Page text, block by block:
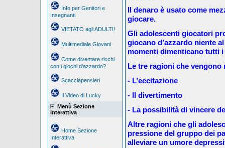
Info per Genitori e
Insegnanti
VIETATO agli ADULTI!
Multimediale Giovani
Come diventare ricchi
con i giochi d'azzardo?
Scacciapensieri
Il Video di Lucky
Menù Sezione
Interattiva
Home Sezione
Interattiva
Il denaro è usato come
giocare.
Gli adolescenti giocatori
giocano d’azzardo niente
momenti dimenticano tutti
Le tre ragioni che
- L’eccitazione
- Il divertimento
- La possibilità di vincere
Altre ragioni che gli
pressione del gruppo dei
alleviare un umore